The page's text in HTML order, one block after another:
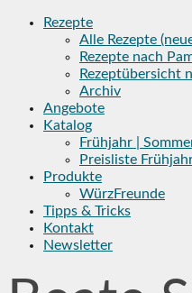
Skip
Rezepte
Alle Rezepte
Rezepte nach
Rezeptübersicht
Archiv
Angebote
Katalog
Frühjahr |
Preisliste
Produkte
WürzFreunde
Tipps & Tricks
Kontakt
Newsletter